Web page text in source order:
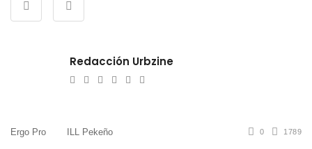
Redacción Urbzine
WebsiteTwitterFacebook
Youtube
Ergo Pro ILL Pekeño 0 1789